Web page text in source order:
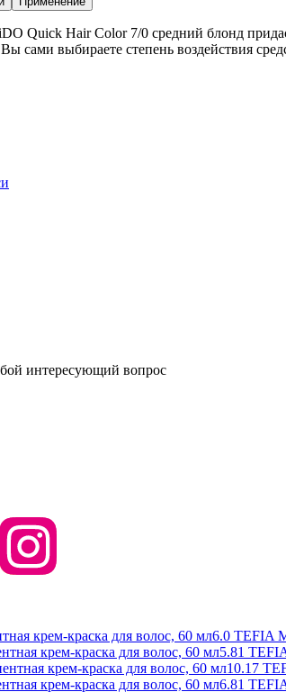
Quick Hair Color 7/0 средний блонд
сами выбираете степень воздействия
интересующий вопрос
6.0 TEFIA
5.81
10.17
6.81